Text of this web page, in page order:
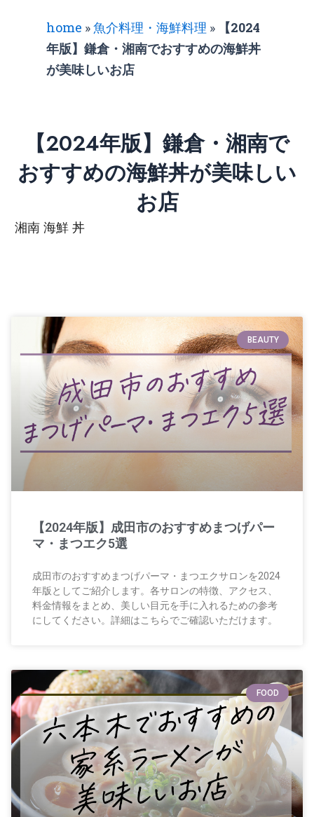
home »魚介料理・海鮮料理 »
【2024
年版】鎌倉・湘南でおすすめの海鮮丼
が美味しいお店
【2024年版】鎌倉・湘南で
おすすめの海鮮丼が美味しい
お店
湘南 海鮮 丼
BEAUTY
【2024年版】成田市のおすすめまつげパー
マ・まつエク5選
成田市のおすすめまつげパーマ・まつエクサロンを2024
年版としてご紹介します。各サロンの特徴、アクセス、
料金情報をまとめ、美しい目元を手に入れるための参考
にしてください。詳細はこちらでご確認いただけます。
FOOD